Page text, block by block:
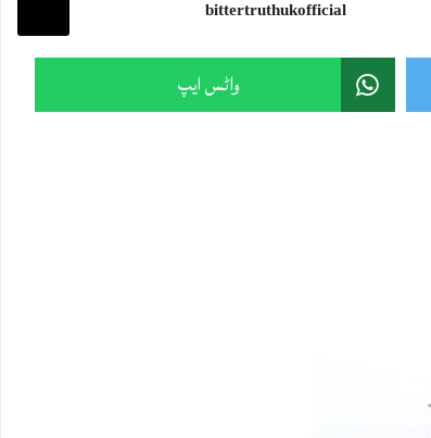
bittertruthukofficial
واٹس ایپ